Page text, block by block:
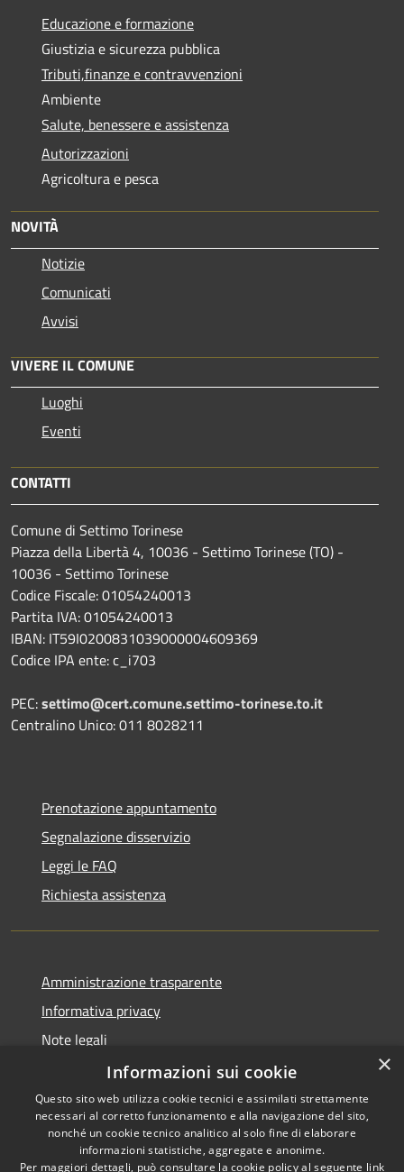
Educazione e formazione
Giustizia e sicurezza pubblica
Tributi,finanze e contravvenzioni
Ambiente
Salute, benessere e assistenza
Autorizzazioni
Agricoltura e pesca
NOVITÀ
Notizie
Comunicati
Avvisi
VIVERE IL COMUNE
Luoghi
Eventi
CONTATTI
Comune di Settimo Torinese
Piazza della Libertà 4, 10036 - Settimo Torinese (TO) -
10036 - Settimo Torinese
Codice Fiscale: 01054240013
Partita IVA: 01054240013
IBAN: IT59I0200831039000004609369
Codice IPA ente: c_i703
PEC:settimo@cert.comune.settimo-torinese.to.it
Centralino Unico: 011 8028211
Prenotazione appuntamento
Segnalazione disservizio
Leggi le FAQ
Richiesta assistenza
Amministrazione trasparente
Informativa privacy
Note legali
Dichiarazione di accessibilità
RSS
Copyright © 2026 • Città di
×
Informazioni sui cookie
Questo sito web utilizza cookie tecnici e assimilati strettamente
necessari al corretto funzionamento e alla navigazione del sito,
nonché un cookie tecnico analitico al solo fine di elaborare
informazioni statistiche, aggregate e anonime.
Per maggiori dettagli, può consultare la cookie policy al seguente link